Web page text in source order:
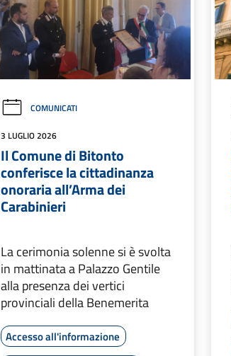
COMUNICATI
3 LUGLIO 2026
Il Comune di Bitonto
conferisce la cittadinanza
onoraria all’Arma dei
Carabinieri
La cerimonia solenne si è svolta
in mattinata a Palazzo Gentile
alla presenza dei vertici
provinciali della Benemerita
Accesso all'informazione